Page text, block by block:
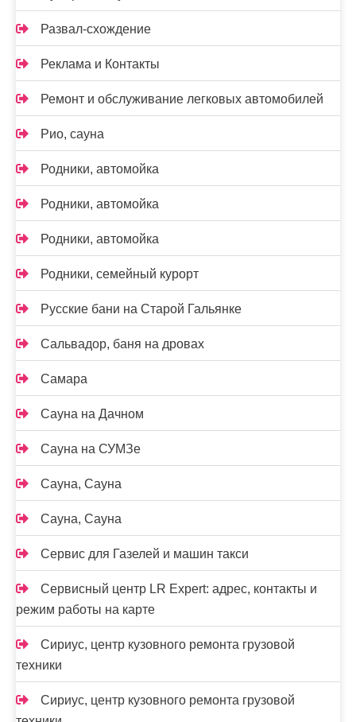
Развал-схождение
Реклама и Контакты
Ремонт и обслуживание легковых автомобилей
Рио, сауна
Родники, автомойка
Родники, автомойка
Родники, автомойка
Родники, семейный курорт
Русские бани на Старой Гальянке
Сальвадор, баня на дровах
Самара
Сауна на Дачном
Сауна на СУМЗе
Сауна, Сауна
Сауна, Сауна
Сервис для Газелей и машин такси
Сервисный центр LR Expert: адрес, контакты и
режим работы на карте
Сириус, центр кузовного ремонта грузовой
техники
Сириус, центр кузовного ремонта грузовой